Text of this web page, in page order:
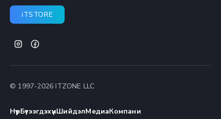
iTSTORE
© 1997-2026 ITZONE LLC
НүүрБүтээгдэхүүнШийдэлМедиаКомпани